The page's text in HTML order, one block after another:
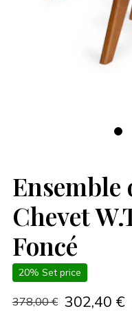
Ensemble
Chevet
Foncé
20% Set price
378,00 € 302,40 €